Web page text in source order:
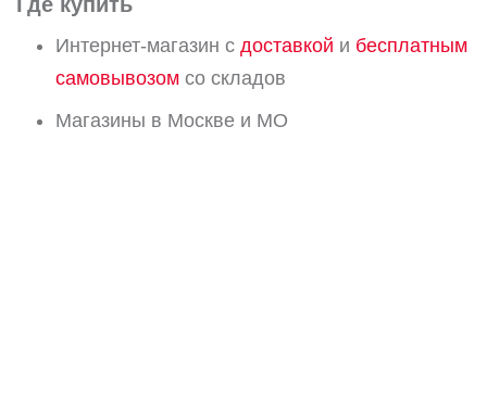
Интернет-магазин с доставкой и бесплатным
самовывозом со складов
Магазины в Москве и МО